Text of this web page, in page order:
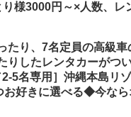
様3000円～×人数、レ
り、7名定員の高級車
りしたレンタカーがつ
5名専用］沖縄本島リ
お好きに選べる◆今な